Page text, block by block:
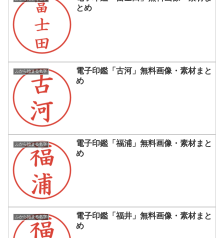
とめ
ふから始まる名字
電子印鑑「古河」無料画像・素材まと
め
ふから始まる名字
電子印鑑「福浦」無料画像・素材まと
め
ふから始まる名字
電子印鑑「福井」無料画像・素材まと
め